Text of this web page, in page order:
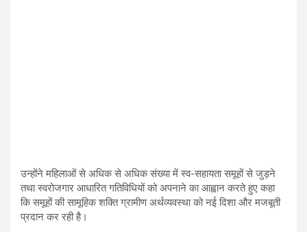
उन्होंने महिलाओं से अधिक से अधिक संख्या में स्व-सहायता समूहों से जुड़ने
तथा स्वरोजगार आधारित गतिविधियों को अपनाने का आह्वान करते हुए कहा
कि समूहों की सामूहिक शक्ति ग्रामीण अर्थव्यवस्था को नई दिशा और मजबूती
प्रदान कर रही है।